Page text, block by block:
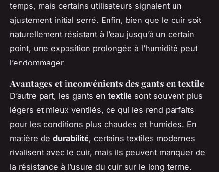
temps, mais certains utilisateurs signalent un
ajustement initial serré. Enfin, bien que le cuir soit
naturellement résistant à l’eau jusqu’à un certain
point, une exposition prolongée à l’humidité peut
l’endommager.
Avantages et inconvénients des gants en textile
D’autre part, les gants en textile sont souvent plus
légers et mieux ventilés, ce qui les rend parfaits
pour les conditions plus chaudes et humides. En
matière de durabilité, certains textiles modernes
rivalisent avec le cuir, mais ils peuvent manquer de
la résistance à l’usure du cuir sur le long terme.